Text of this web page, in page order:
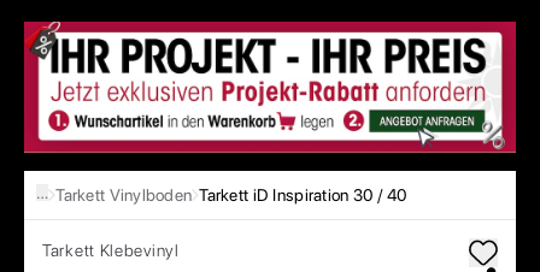
… Tarkett Vinylboden Tarkett iD Inspiration 30 / 40
Tarkett Klebevinyl